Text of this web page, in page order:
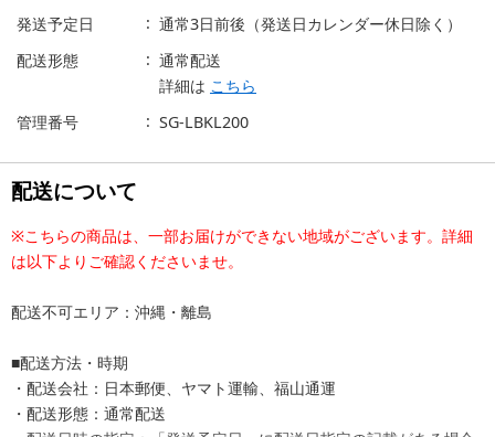
発送予定日
通常3日前後（発送日カレンダー休日除く）
配送形態
通常配送
詳細は こちら
管理番号
SG-LBKL200
配送について
※こちらの商品は、一部お届けができない地域がございます。詳細
は以下よりご確認くださいませ。
配送不可エリア：沖縄・離島
■配送方法・時期
・配送会社：日本郵便、ヤマト運輸、福山通運
・配送形態：通常配送